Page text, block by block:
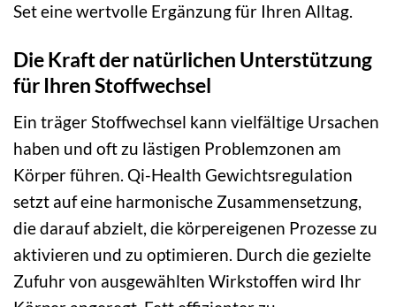
Set eine wertvolle Ergänzung für Ihren Alltag.
Die Kraft der natürlichen Unterstützung
für Ihren Stoffwechsel
Ein träger Stoffwechsel kann vielfältige Ursachen
haben und oft zu lästigen Problemzonen am
Körper führen. Qi-Health Gewichtsregulation
setzt auf eine harmonische Zusammensetzung,
die darauf abzielt, die körpereigenen Prozesse zu
aktivieren und zu optimieren. Durch die gezielte
Zufuhr von ausgewählten Wirkstoffen wird Ihr